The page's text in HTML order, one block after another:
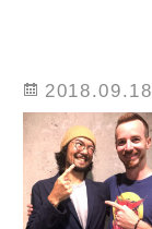
2018.09.18